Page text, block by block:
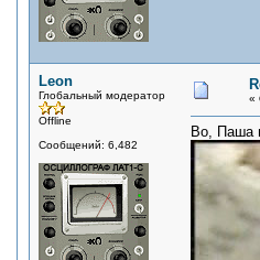
Leon
Глобальный модератор
Offline
Сообщений: 6,482
«
Во, Паша